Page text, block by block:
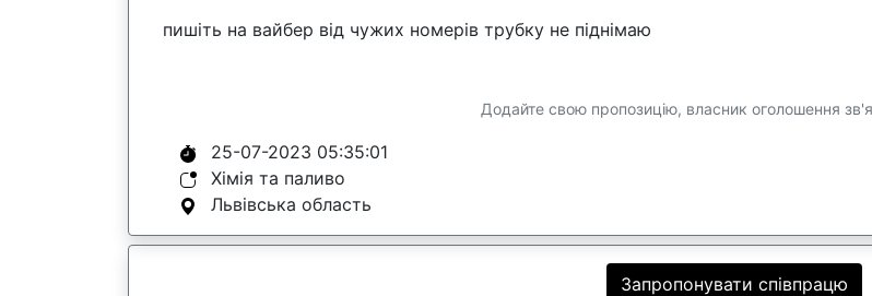
пишіть на вайбер від чужих номерів трубку не піднімаю
Додайте свою пропозицію, власник оголошення
25-07-2023 05:35:01
Хімія та паливо
Львівська область
Запропонувати співпрацю